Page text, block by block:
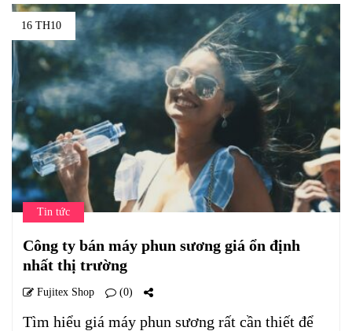
16 TH10
Tin tức
Công ty bán máy phun sương giá ổn định
nhất thị trường
Fujitex Shop (0)
Tìm hiểu giá máy phun sương rất cần thiết để